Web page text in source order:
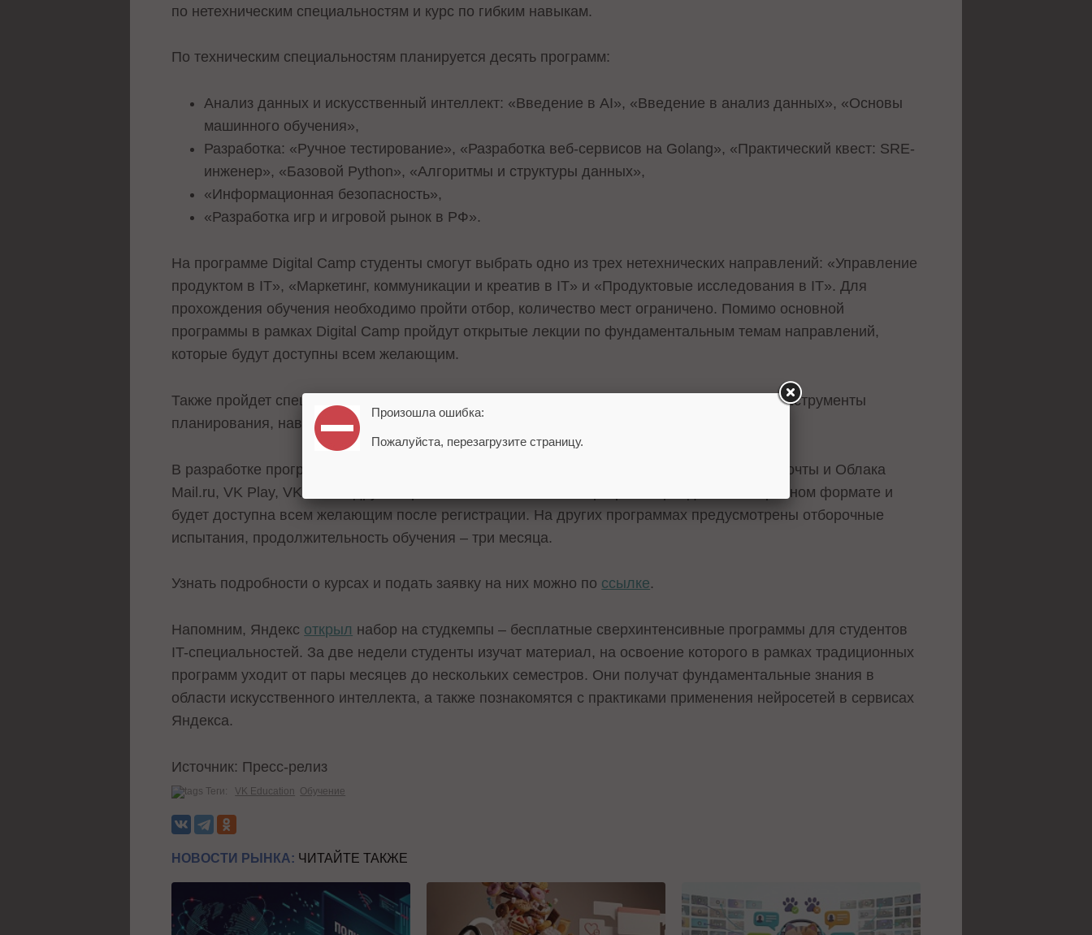
по нетехническим специальностям и курс по гибким навыкам.
По техническим специальностям планируется десять программ:
Анализ данных и искусственный интеллект: «Введение в AI», «Введение в анализ данных», «Основы
машинного обучения»,
Разработка: «Ручное тестирование», «Разработка веб-сервисов на Golang», «Практический квест: SRE-
инженер», «Базовой Python», «Алгоритмы и структуры данных»,
«Информационная безопасность»,
«Разработка игр и игровой рынок в РФ».
На программе Digital Camp студенты смогут выбрать одно из трех нетехнических направлений: «Управление
продуктом в IT», «Маркетинг, коммуникации и креатив в IT» и «Продуктовые исследования в IT». Для
прохождения обучения необходимо пройти отбор, количество мест ограничено. Помимо основной
программы в рамках Digital Camp пройдут открытые лекции по фундаментальным темам направлений,
которые будут доступны всем желающим.
Также пройдет спецкурс «Гибкие навыки для старта карьеры», где можно будет освоить инструменты
планирования, навыки деловых коммуникаций и работы с презентациями.
В разработке программ участвовали ведущие эксперты из ВКонтакте, Одноклассников, Почты и Облака
Mail.ru, VK Play, VK Tech и других проектов компании. Часть программ пройдет в асинхронном формате и
будет доступна всем желающим после регистрации. На других программах предусмотрены отборочные
испытания, продолжительность обучения – три месяца.
Узнать подробности о курсах и подать заявку на них можно по ссылке.
Напомним, Яндекс открыл набор на студкемпы – бесплатные сверхинтенсивные программы для студентов
IT-специальностей. За две недели студенты изучат материал, на освоение которого в рамках традиционных
программ уходит от пары месяцев до нескольких семестров. Они получат фундаментальные знания в
области искусственного интеллекта, а также познакомятся с практиками применения нейросетей в сервисах
Яндекса.
Источник: Пресс-релиз
Теги: VK Education Обучение
НОВОСТИ РЫНКА: ЧИТАЙТЕ ТАКЖЕ
Произошла ошибка:
Пожалуйста, перезагрузите страницу.